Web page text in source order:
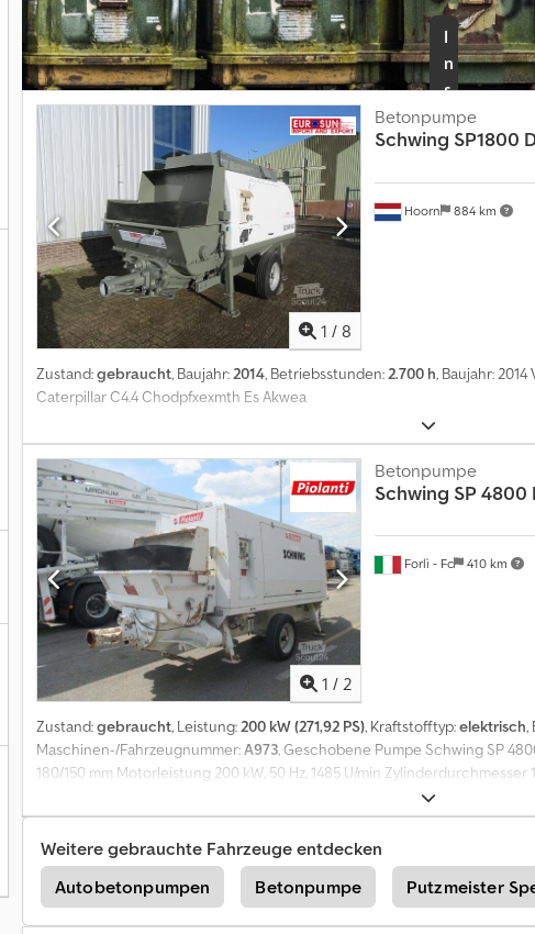
I
n
s
e
r
e
l
1 / 8
Hoorn 884 km
Betonpumpe
Schwing SP1800
Zustand:gebraucht, Baujahr: 2014, Betriebsstunden: 2.700 h, Baujahr:
Caterpillar C4.4 Chodpfxexmth Es Akwea
1 / 2
Forlì - Fc 410 km
Betonpumpe
Schwing SP 4800
Zustand:gebraucht, Leistung:200 kW (271,92 PS), Kraftstofftyp:elektrisch,
Maschinen-/Fahrzeugnummer:A973, Geschobene Pumpe Schwing SP
180/150 mm Motorleistung 200 kW, 50 Hz, 1485 U/min
Beton: 43 m³/h kolbenseitig – 66 m³/h stangenseitig Hübe pro Minute: 14
Öldruck: 243 bar kolbenseitig – 156 bar stangenseitig Trichterinhalt 600 l –
Einachsiger, starrer Anhänger, Zugdeichsel Betriebsgewicht 8.000 kg
Baujahr 2011
Weitere gebrauchte Fahrzeuge entdecken
Autobetonpumpen
Betonpumpe Putzmeister